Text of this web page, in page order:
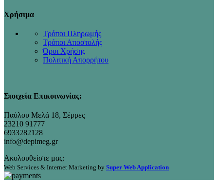
Χρήσιμα
Τρόποι Πληρωμής
Τρόποι Αποστολής
Όροι Χρήσης
Πολιτική Απορρήτου
Στοιχεία Επικοινωνίας:
Παύλου Μελά 18, Σέρρες
23210 91777
6933282128
info@depimeg.gr
Ακολουθείστε μας:
Web Services & Internet Marketing by Super Web Application